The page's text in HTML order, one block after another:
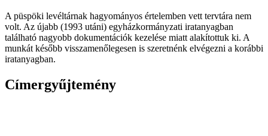
A püspöki levéltárnak hagyományos értelemben vett tervtára nem
volt. Az újabb (1993 utáni) egyházkormányzati iratanyagban
található nagyobb dokumentációk kezelése miatt alakítottuk ki. A
munkát később visszamenőlegesen is szeretnénk elvégezni a korábbi
iratanyagban.
Címergyűjtemény